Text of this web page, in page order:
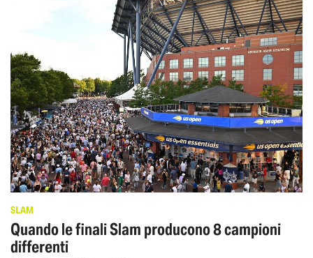
SLAM
Quando le finali Slam producono 8 campioni
differenti